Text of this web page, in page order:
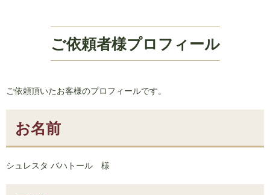
ご依頼者様プロフィール
ご依頼頂いたお客様のプロフィールです。
お名前
シュレスタ バハトール 様